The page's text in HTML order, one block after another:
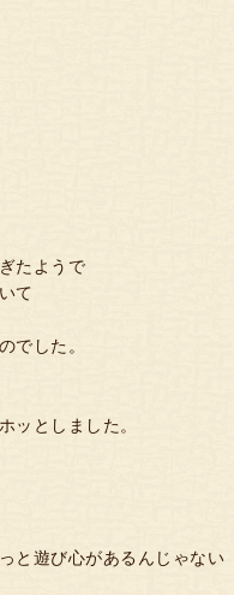
たようで
て
でした。
ッとしました。
と遊び心があるんじゃない